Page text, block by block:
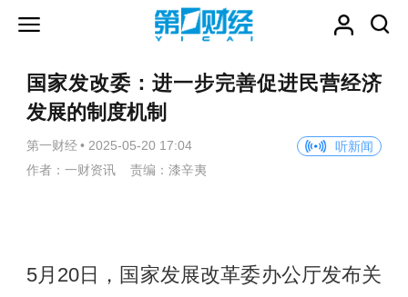
国家发改委：进一步完善促进民营经济
发展的制度机制
第一财经 • 2025-05-20 17:04
听新闻
作者：一财资讯 责编：漆辛夷
5月20日，国家发展改革委办公厅发布关